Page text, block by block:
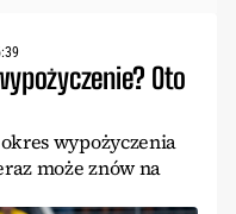
Oto
wypożyczenia
może znów na